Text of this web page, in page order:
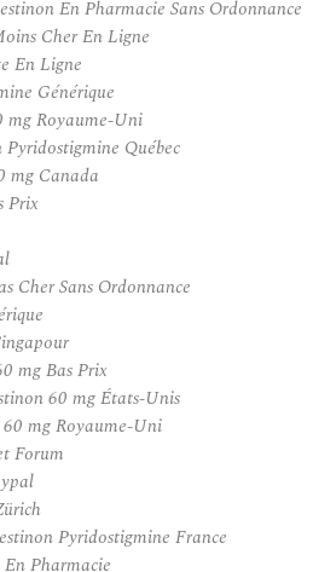
En Pharmacie Sans Ordonnance
Cher En Ligne
En Ligne
Générique
mg Royaume-Uni
Québec
mg Canada
Prix
Cher Sans Ordonnance
mg Bas Prix
60 mg États-Unis
mg Royaume-Uni
Forum
Pyridostigmine France
Pharmacie